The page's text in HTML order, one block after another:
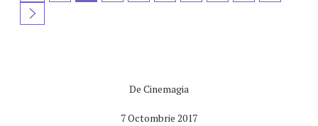
De Cinemagia
7 Octombrie 2017